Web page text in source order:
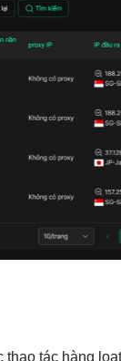
thao tác hàng